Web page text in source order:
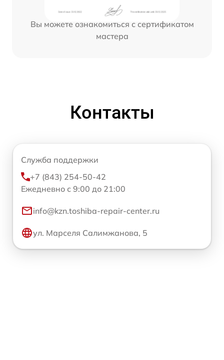
Вы можете ознакомиться с сертификатом
мастера
Контакты
Служба поддержки
+7 (843) 254-50-42
Ежедневно с 9:00 до 21:00
info@kzn.toshiba-repair-center.ru
ул. Марселя Салимжанова, 5